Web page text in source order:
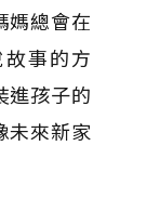
媽總會在
事的方
進孩子的
未來新家